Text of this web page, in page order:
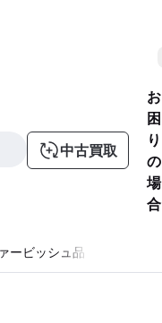
中古買取
お
困
り
の
場
合
ービッシュ品